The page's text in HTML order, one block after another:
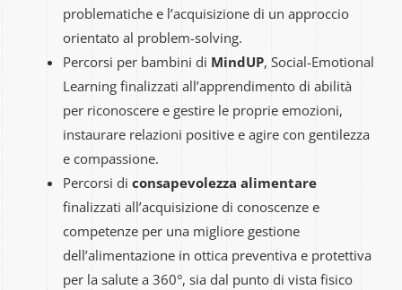
problematiche e l’acquisizione di un approccio
orientato al problem-solving.
Percorsi per bambini di MindUP, Social-Emotional
Learning finalizzati all’apprendimento di abilità
per riconoscere e gestire le proprie emozioni,
instaurare relazioni positive e agire con gentilezza
e compassione.
Percorsi di consapevolezza alimentare
finalizzati all’acquisizione di conoscenze e
competenze per una migliore gestione
dell’alimentazione in ottica preventiva e protettiva
per la salute a 360°, sia dal punto di vista fisico